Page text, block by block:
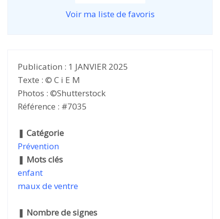
Voir ma liste de favoris
Publication : 1 JANVIER 2025
Texte : © C i E M
Photos : ©Shutterstock
Référence : #7035
❚ Catégorie
Prévention
❚ Mots clés
enfant
maux de ventre
❚ Nombre de signes